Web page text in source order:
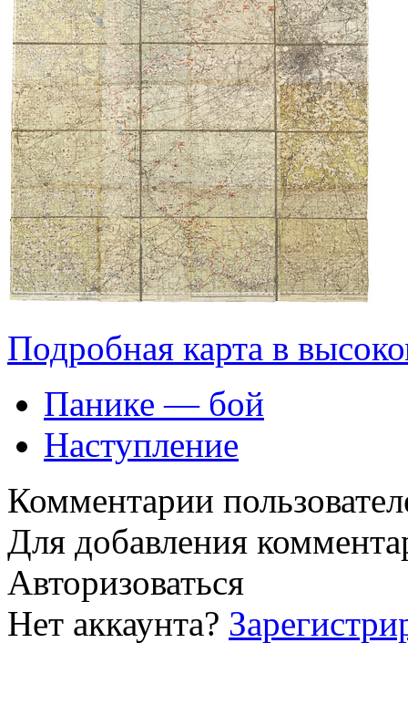
Подробная карта в
Панике — бой
Наступление
Комментарии
Для добавления
Авторизоваться
Нет аккаунта?